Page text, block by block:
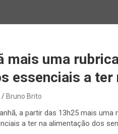
mais uma
essenciais a
Bruno Brito
a partir das 13h25 mais uma
a ter na alimentação dos